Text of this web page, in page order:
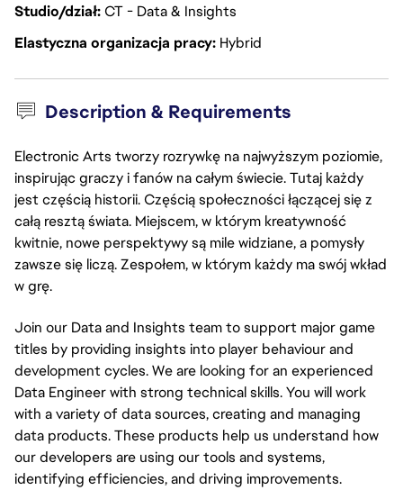
Studio/działCT - Data & Insights
Elastyczna organizacja pracy Hybrid
Description & Requirements
Electronic Arts tworzy rozrywkę na najwyższym poziomie,
inspirując graczy i fanów na całym świecie. Tutaj każdy
jest częścią historii. Częścią społeczności łączącej się z
całą resztą świata. Miejscem, w którym kreatywność
kwitnie, nowe perspektywy są mile widziane, a pomysły
zawsze się liczą. Zespołem, w którym każdy ma swój wkład
w grę.
Join our Data and Insights team to support major game
titles by providing insights into player behaviour and
development cycles. We are looking for an experienced
Data Engineer with strong technical skills. You will work
with a variety of data sources, creating and managing
data products. These products help us understand how
our developers are using our tools and systems,
identifying efficiencies, and driving improvements.